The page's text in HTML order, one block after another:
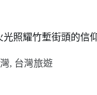
照耀竹塹街頭的信
, 台灣旅遊